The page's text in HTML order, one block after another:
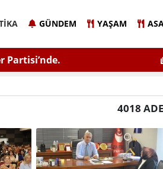
GÜNDEM YAŞAM
Hayati Uyarı
Ölüm Getirir
4018